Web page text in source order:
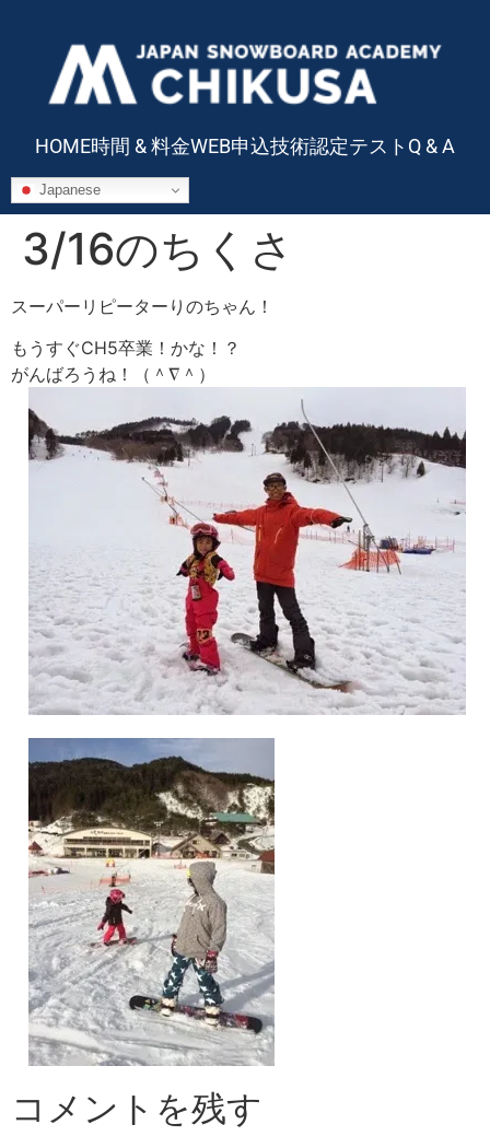
HOME時間 & 料金WEB申込技術認定テスト Q & A
Japanese
3/16のちくさ
スーパーリピーターりのちゃん！
もうすぐCH5卒業！かな！？
がんばろうね！（＾∇＾）
コメントを残す